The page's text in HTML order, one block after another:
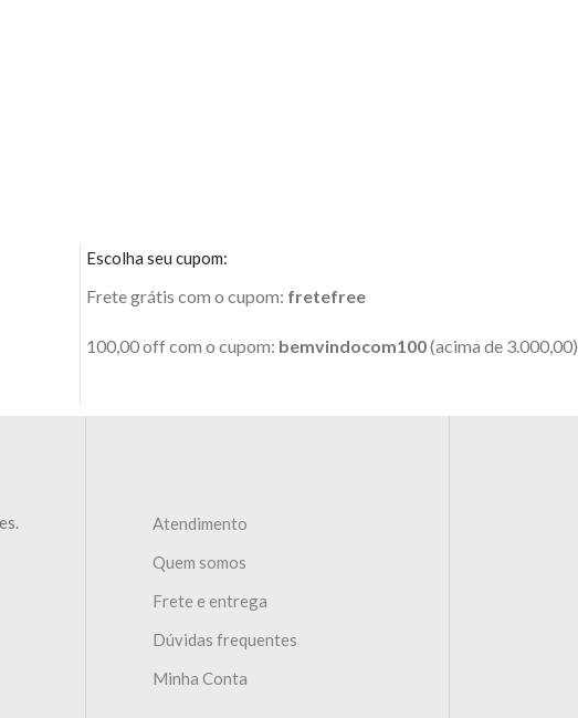
Escolha seu cupom:
Frete grátis com o cupom: fretefree
100,00 off com o cupom: bemvindocom100(acima de 3.000,00)
Atendimento
Quem somos
Frete e entrega
Dúvidas frequentes
Minha Conta